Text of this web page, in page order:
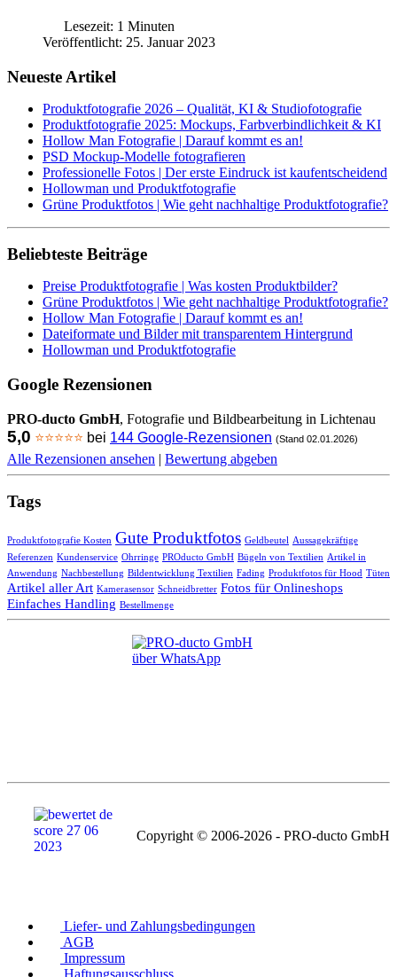
Lesezeit: 1 Minuten
Veröffentlicht: 25. Januar 2023
Neueste Artikel
Produktfotografie 2026 – Qualität, KI & Studiofotografie
Produktfotografie 2025: Mockups, Farbverbindlichkeit & KI
Hollow Man Fotografie | Darauf kommt es an!
PSD Mockup-Modelle fotografieren
Professionelle Fotos | Der erste Eindruck ist kaufentscheidend
Hollowman und Produktfotografie
Grüne Produktfotos | Wie geht nachhaltige Produktfotografie?
Beliebteste Beiträge
Preise Produktfotografie | Was kosten Produktbilder?
Grüne Produktfotos | Wie geht nachhaltige Produktfotografie?
Hollow Man Fotografie | Darauf kommt es an!
Dateiformate und Bilder mit transparentem Hintergrund
Hollowman und Produktfotografie
Google Rezensionen
PRO-ducto GmbH, Fotografie und Bildbearbeitung in Lichtenau
5,0 ⭐⭐⭐⭐⭐ bei 144 Google-Rezensionen (Stand 02.01.2026)
Alle Rezensionen ansehen | Bewertung abgeben
Tags
Produktfotografie Kosten Gute Produktfotos Geldbeutel Aussagekräftige
Referenzen Kundenservice Ohrringe PROducto GmbH Bügeln von Textilien Artikel in
Anwendung Nachbestellung Bildentwicklung Textilien Fading Produktfotos für Hood Tüten
Artikel aller Art Kamerasensor Schneidbretter Fotos für Onlineshops
Einfaches Handling Bestellmenge
Copyright © 2006-2026 - PRO-ducto GmbH
Liefer- und Zahlungsbedingungen
AGB
Impressum